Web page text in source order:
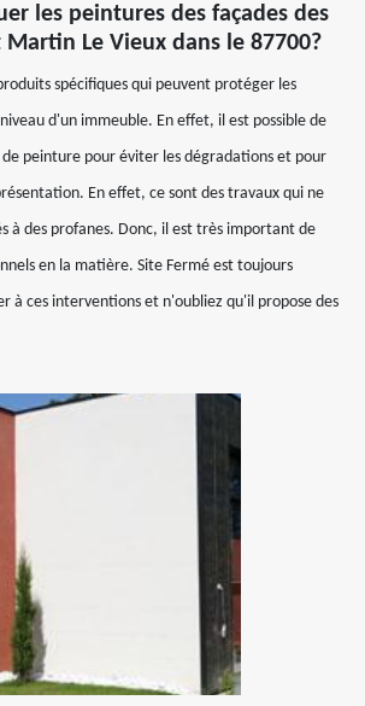
les peintures des façades des
Martin Le Vieux dans le 87700?
spécifiques qui peuvent protéger les
d'un immeuble. En effet, il est possible de
peinture pour éviter les dégradations et pour
En effet, ce sont des travaux qui ne
à des profanes. Donc, il est très important de
en la matière. Site Fermé est toujours
à ces interventions et n'oubliez qu'il propose des